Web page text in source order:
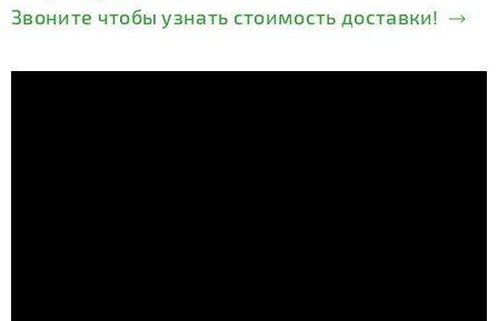
Звоните чтобы узнать стоимость доставки!